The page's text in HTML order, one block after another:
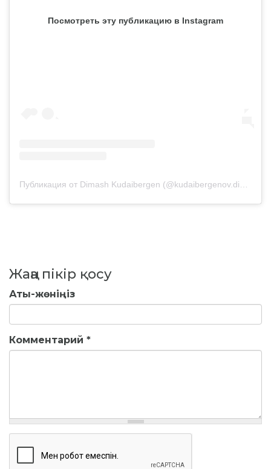
Посмотреть эту публикацию в Instagram
Жаңа пікір қосу
Аты-жөніңіз
Комментарий *